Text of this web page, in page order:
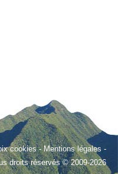
cookies-Mentions légales -
droits réservés © 2009-2026